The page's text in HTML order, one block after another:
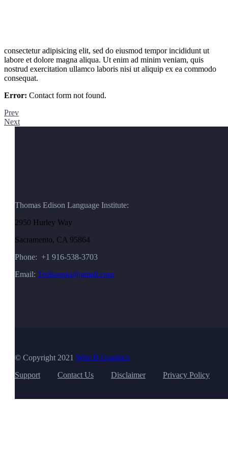
consectetur adipisicing elit, sed do eiusmod tempor incididunt ut
labore et dolore magna aliqua. Ut enim ad minim veniam, quis
nostrud exercitation ullamco laboris nisi ut aliquip ex ea commodo
consequat.
Error: Contact form not found.
Prev
Next
Thomas Edison Language Institute:
2950 Hurley Way
Sacramento, CA 95864
Phone: +1 916-538-3703
Email: Tedisonpta@gmail.com
© Copyright 2021 Wire B Graphics
Support
Contact Us Disclaimer Privacy Policy